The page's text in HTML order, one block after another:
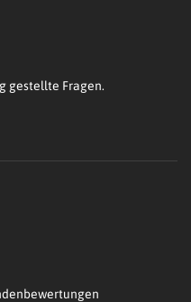
gestellte Fragen.